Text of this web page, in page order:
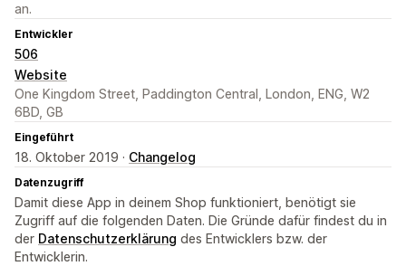
an.
Entwickler
506
Website
One Kingdom Street, Paddington Central, London, ENG, W2
6BD, GB
Eingeführt
18. Oktober 2019 · Changelog
Datenzugriff
Damit diese App in deinem Shop funktioniert, benötigt sie
Zugriff auf die folgenden Daten. Die Gründe dafür findest du in
der Datenschutzerklärung des Entwicklers bzw. der
Entwicklerin.